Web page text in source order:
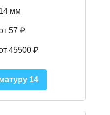
14 мм
57 ₽
45500 ₽
14